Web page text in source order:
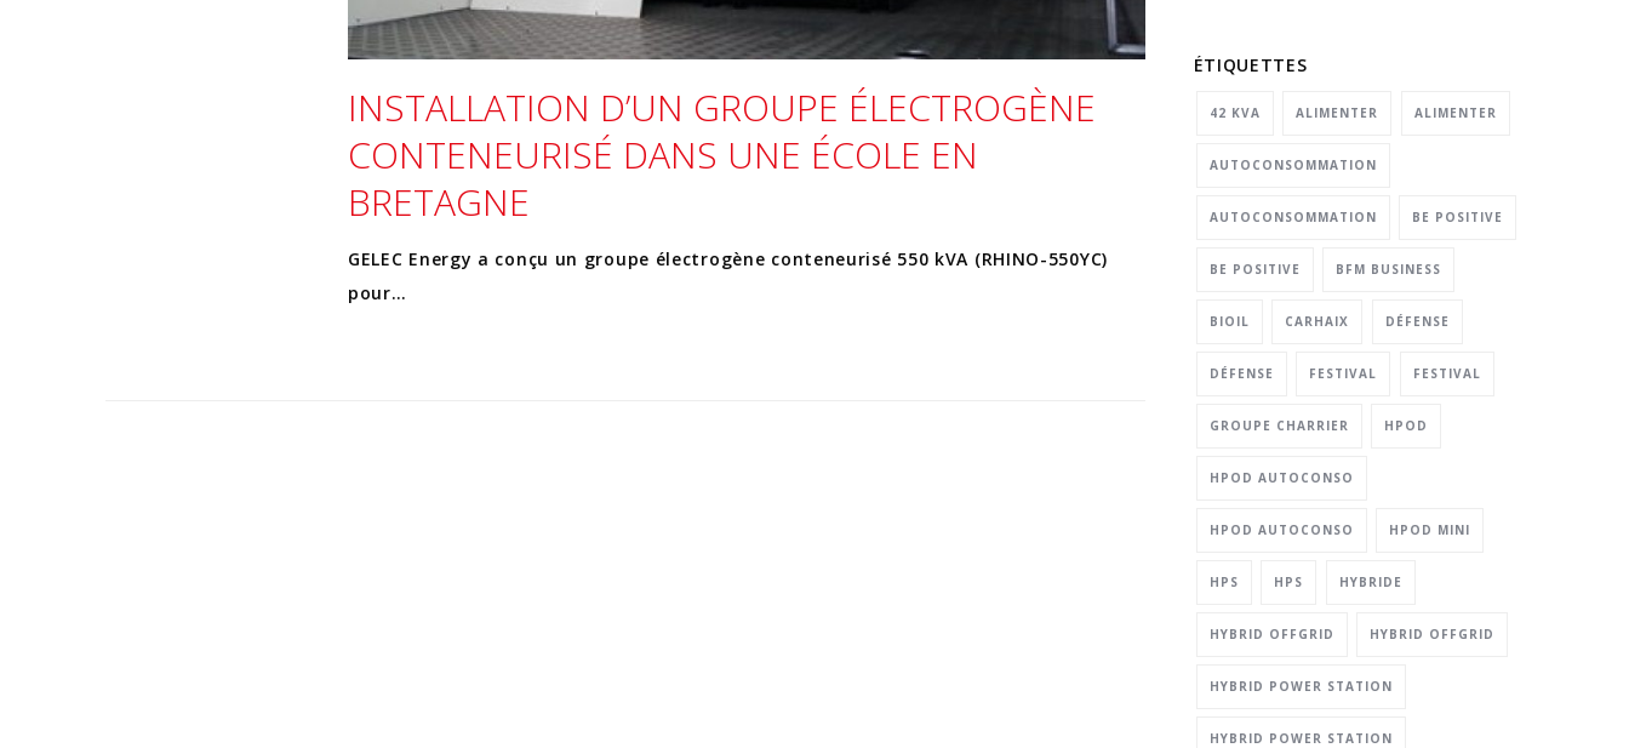
INSTALLATION D’UN GROUPE ÉLECTROGÈNE
CONTENEURISÉ DANS UNE ÉCOLE EN
BRETAGNE
GELEC Energy a conçu un groupe électrogène conteneurisé 550 kVA (RHINO-550YC)
pour…
ÉTIQUETTES
42 KVA ALIMENTER ALIMENTER
AUTOCONSOMMATION
AUTOCONSOMMATION BE POSITIVE
BE POSITIVE BFM BUSINESS
BIOIL CARHAIX DÉFENSE
DÉFENSE FESTIVAL FESTIVAL
GROUPE CHARRIER HPOD
HPOD AUTOCONSO
HPOD AUTOCONSO HPOD MINI
HPS HPS HYBRIDE
HYBRID OFFGRID HYBRID OFFGRID
HYBRID POWER STATION
HYBRID POWER STATION